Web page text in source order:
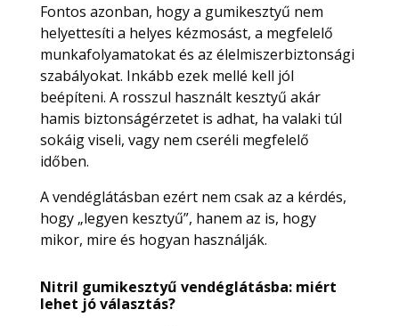
Fontos azonban, hogy a gumikesztyű nem
helyettesíti a helyes kézmosást, a megfelelő
munkafolyamatokat és az élelmiszerbiztonsági
szabályokat. Inkább ezek mellé kell jól
beépíteni. A rosszul használt kesztyű akár
hamis biztonságérzetet is adhat, ha valaki túl
sokáig viseli, vagy nem cseréli megfelelő
időben.
A vendéglátásban ezért nem csak az a kérdés,
hogy „legyen kesztyű”, hanem az is, hogy
mikor, mire és hogyan használják.
Nitril gumikesztyű vendéglátásba: miért
lehet jó választás?